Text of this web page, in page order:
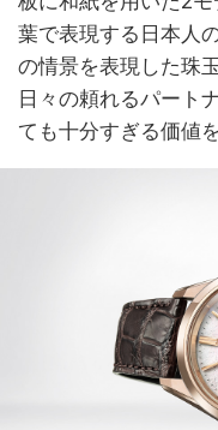
葉で表現する日本人
の情景を表現した珠
日々の頼れるパート
ても十分すぎる価値